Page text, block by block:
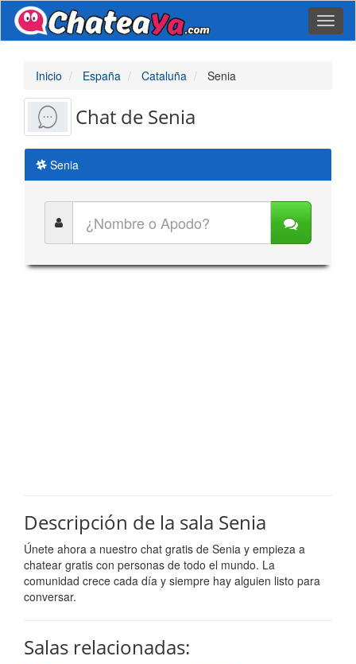
Inicio España Cataluña Senia
Chat de Senia
Senia
Descripción de la sala Senia
Únete ahora a nuestro chat gratis de Senia y empieza a
chatear gratis con personas de todo el mundo. La
comunidad crece cada día y siempre hay alguien listo para
conversar.
Salas relacionadas: